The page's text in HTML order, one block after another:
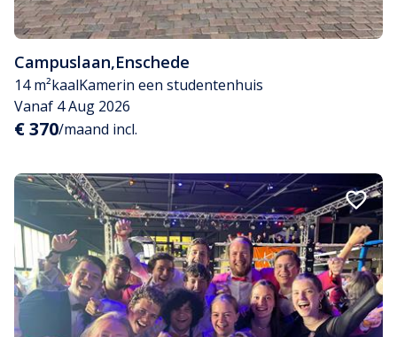
Campuslaan,Enschede
14 m²kaalKamerin een studentenhuis
Vanaf 4 Aug 2026
€ 370/maand incl.